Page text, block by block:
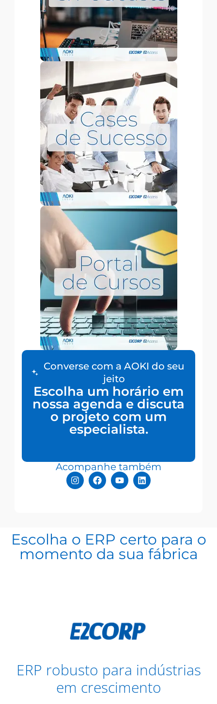
Converse com a AOKI do seu
jeito
Escolha um horário em
nossa agenda e discuta
o projeto com um
especialista.
Acompanhe também
Escolha o ERP certo para o
momento da sua fábrica
ERP robusto para indústrias
em crescimento